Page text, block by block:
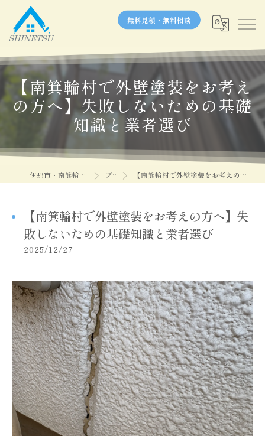
無料見積・無料相談
【南箕輪村で外壁塗装をお考え
の方へ】失敗しないための基礎
知識と業者選び
伊那市・南箕輪村の塗装なら信越塗装 ブログ 【南箕輪村で外壁塗装をお考えの方へ】失敗しないための基礎知識と業者選び
【南箕輪村で外壁塗装をお考えの方へ】失
敗しないための基礎知識と業者選び
2025/12/27